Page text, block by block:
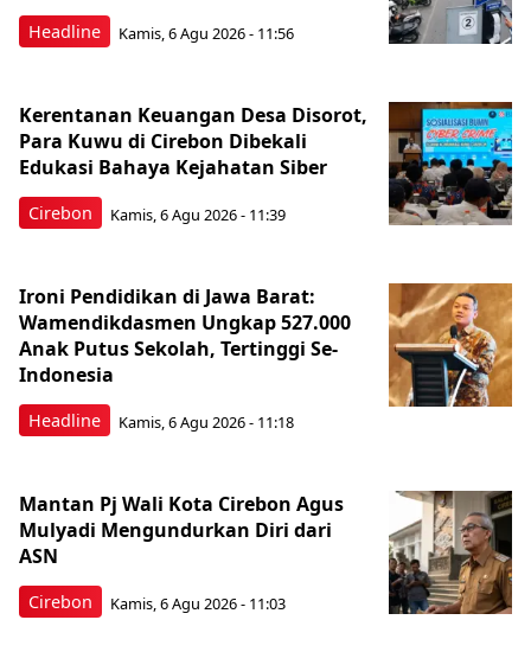
Headline Kamis, 6 Agu 2026 - 11:56
Cirebon
Kerentanan Keuangan Desa Disorot,
Para Kuwu di Cirebon Dibekali
Edukasi Bahaya Kejahatan Siber
Kamis, 6 Agu 2026 - 11:39
Headline
Ironi Pendidikan di Jawa Barat:
Wamendikdasmen Ungkap 527.000
Anak Putus Sekolah, Tertinggi Se-
Indonesia
Kamis, 6 Agu 2026 - 11:18
Cirebon
Mantan Pj Wali Kota Cirebon Agus
Mulyadi Mengundurkan Diri dari
ASN
Kamis, 6 Agu 2026 - 11:03